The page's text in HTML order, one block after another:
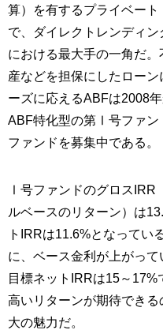
算）を有するプライベー
で、ダイレクトレンディ
における最大手の一角だ
産などを担保にしたロー
ーズに応えるABFは2008
ABF特化型の第Ⅰ号ファ
ファンドを募集中である。
Ⅰ号ファンドのグロスIRR
ルベースのリターン）は
トIRRは11.6%となってい
に、ベース金利が上がっ
目標ネットIRRは15～
高いリターンが期待でき
大の魅力だ。